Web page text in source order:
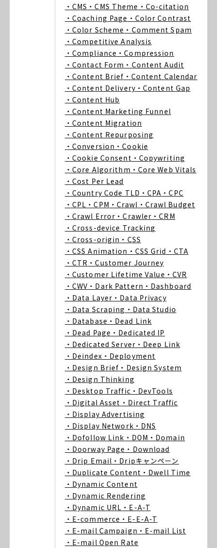
・CMS ・CMS Theme ・Co-citation
・Coaching Page ・Color Contrast
・Color Scheme ・Comment Spam
・Competitive Analysis
・Compliance ・Compression
・Contact Form ・Content Audit
・Content Brief ・Content Calendar
・Content Delivery ・Content Gap
・Content Hub
・Content Marketing Funnel
・Content Migration
・Content Repurposing
・Conversion ・Cookie
・Cookie Consent ・Copywriting
・Core Algorithm ・Core Web Vitals
・Cost Per Lead
・Country Code TLD ・CPA ・CPC
・CPL ・CPM ・Crawl ・Crawl Budget
・Crawl Error ・Crawler ・CRM
・Cross-device Tracking
・Cross-origin ・CSS
・CSS Animation ・CSS Grid ・CTA
・CTR ・Customer Journey
・Customer Lifetime Value ・CVR
・CWV ・Dark Pattern ・Dashboard
・Data Layer ・Data Privacy
・Data Scraping ・Data Studio
・Database ・Dead Link
・Dead Page ・Dedicated IP
・Dedicated Server ・Deep Link
・Deindex ・Deployment
・Design Brief ・Design System
・Design Thinking
・Desktop Traffic ・DevTools
・Digital Asset ・Direct Traffic
・Display Advertising
・Display Network ・DNS
・Dofollow Link ・DOM ・Domain
・Doorway Page ・Download
・Drip Email ・Dripキャンペーン
・Duplicate Content ・Dwell Time
・Dynamic Content
・Dynamic Rendering
・Dynamic URL ・E-A-T
・E-commerce ・E-E-A-T
・E-mail Campaign ・E-mail List
・E-mail Open Rate